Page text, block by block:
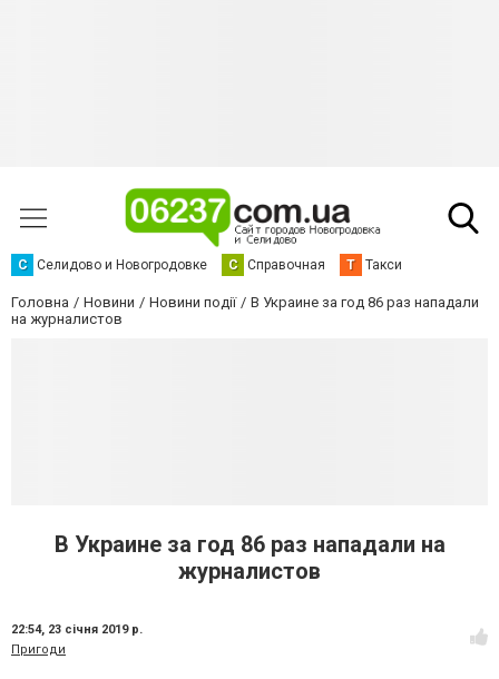
С Селидово и Новогродовке С Справочная Т Такси
Головна Новини Новини події
В Украине за год 86 раз нападали
на журналистов
В Украине за год 86 раз нападали на
журналистов
22:54, 23 січня 2019 р.
Пригоди